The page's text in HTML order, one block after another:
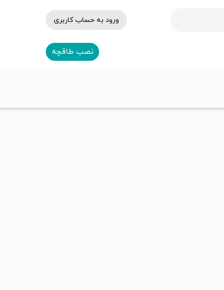
ورود به حساب کاربری
نصب طاقچه